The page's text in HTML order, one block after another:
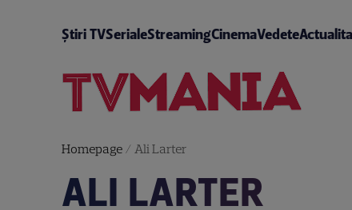
Știri TVSerialeStreamingCinemaVedete
Homepage/ Ali Larter
ALI LARTER